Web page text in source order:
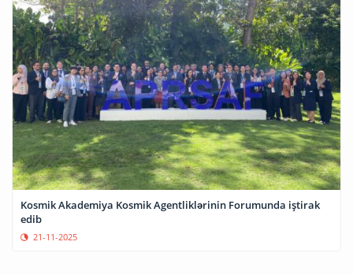
Kosmik Akademiya Kosmik Agentliklərinin Forumunda iştirak
edib
21-11-2025